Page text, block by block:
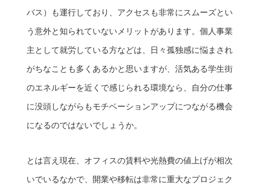
バス）も運行しており、アクセスも非常にスムーズとい
う意外と知られていないメリットがあります。個人事業
主として就労している方などは、日々孤独感に悩まされ
がちなことも多くあるかと思いますが、活気ある学生街
のエネルギーを近くで感じられる環境なら、自分の仕事
に没頭しながらもモチベーションアップにつながる機会
になるのではないでしょうか。
とは言え現在、オフィスの賃料や光熱費の値上げが相次
いでいるなかで、開業や移転は非常に重大なプロジェク